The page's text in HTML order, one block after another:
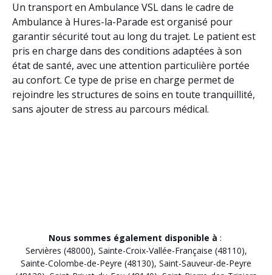
Un transport en Ambulance VSL dans le cadre de
Ambulance à Hures-la-Parade est organisé pour
garantir sécurité tout au long du trajet. Le patient est
pris en charge dans des conditions adaptées à son
état de santé, avec une attention particulière portée
au confort. Ce type de prise en charge permet de
rejoindre les structures de soins en toute tranquillité,
sans ajouter de stress au parcours médical.
Nous sommes également disponible à :
Servières (48000), Sainte-Croix-Vallée-Française (48110),
Sainte-Colombe-de-Peyre (48130), Saint-Sauveur-de-Peyre